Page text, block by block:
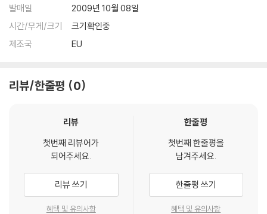
발매일
2009년 10월 08일
시간/무게/크기
크기확인중
제조국
EU
리뷰/한줄평 0
리뷰
첫번째 리뷰어가
되어주세요.
리뷰 쓰기
혜택 및 유의사항
한줄평
첫번째 한줄평을
남겨주세요.
한줄평 쓰기
혜택 및 유의사항